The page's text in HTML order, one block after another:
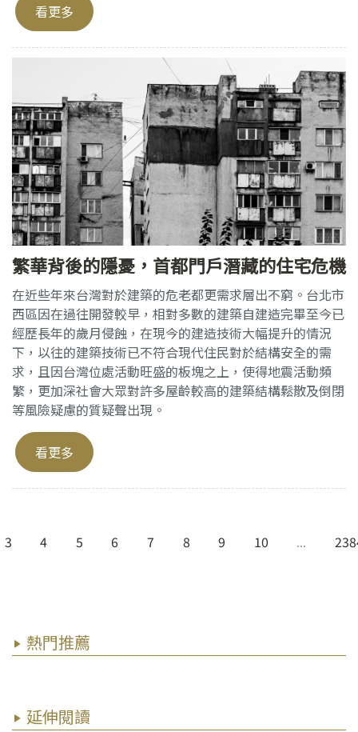
看更多
繁華背後的隱憂，首都門戶潛藏的住宅危機
在近些年來台灣對於建築的危老都更需求層出不窮。台北市
西區因在過往開發較早，相對多數的建築自建造完畢至今已
經歷長年的歲月侵蝕，在現今的建造技術大幅提升的情況
下，以往的建築技術已不符合現代住民對於結構安全的需
求，且因台灣位處活動旺盛的板塊之上，使得地震活動頻
繁，更加深社會大眾對許多屋齡較高的建築結構鬆散及倒閉
等風險疑慮的質疑聲出現。
看更多
3 4 5 6 7 8 9 10 ...
熱門推薦
延伸閱讀